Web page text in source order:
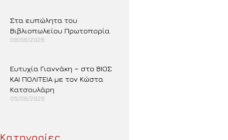
Στα ευπώλητα του
Βιβλιοπωλείου Πρωτοπορία
08/06/2026
Ευτυχία Γιαννάκη – στο ΒΙΟΣ
ΚΑΙ ΠΟΛΙΤΕΙΑ με τον Κώστα
Κατσουλάρη
05/06/2026
Κατηγορίες